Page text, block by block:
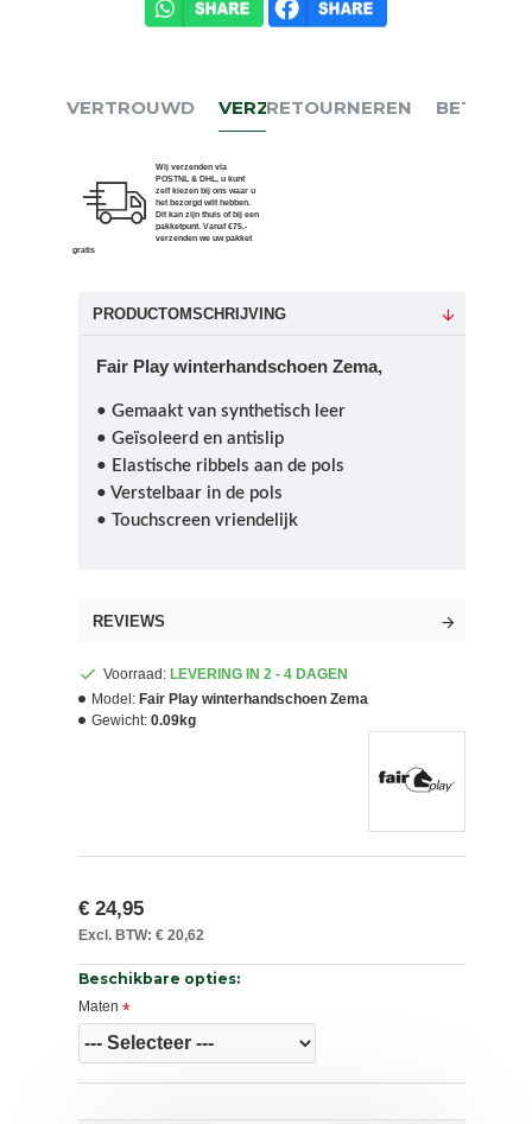
VERTROUWD VERZENDEN
Wij verzenden via
POSTNL & DHL, u kunt
zelf kiezen bij ons waar u
het bezorgd wilt hebben.
Dit kan zijn thuis of bij een
pakketpunt. Vanaf €75,-
verzenden we uw pakket
gratis
RETOURNEREN BETALEN
PRODUCTOMSCHRIJVING
Fair Play winterhandschoen Zema,
• Gemaakt van synthetisch leer
• Geïsoleerd en antislip
• Elastische ribbels aan de pols
• Verstelbaar in de pols
• Touchscreen vriendelijk
REVIEWS
Voorraad: LEVERING IN 2 - 4 DAGEN
Model: Fair Play winterhandschoen Zema
Gewicht: 0.09kg
€ 24,95
Excl. BTW: € 20,62
Beschikbare opties:
Maten